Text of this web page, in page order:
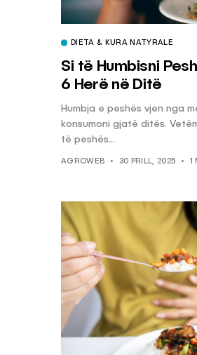
DIETA & KURA NATYRALE
Si të Humbisni
6 Herë në Ditë
Humbja e peshës vjen nga
konsumoni gjatë ditës.
të peshës...
AGROWEB 30 PRILL, 2025 1